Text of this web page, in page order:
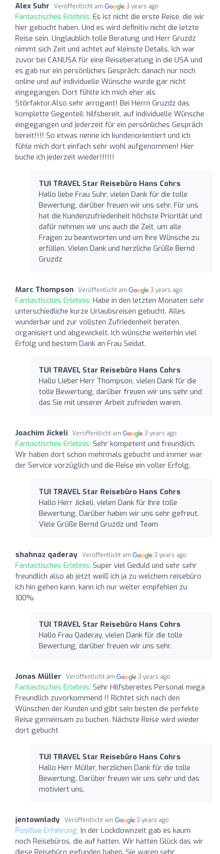
Alex Suhr Veröffentlicht am 3 years ago
Fantastisches Erlebnis: Es ist nicht die erste Reise, die wir
hier gebucht haben. Und es wird definitiv nicht die letzte
Reise sein. Unglaublich tolle Beratung und Herr Gruzdz
nimmt sich Zeit und achtet auf kleinste Details. Ich war
zuvor bei CANUSA für eine Reiseberatung in die USA und
es gab nur ein persönliches Gespräch: danach nur noch
online und auf individuelle Wünsche wurde gar nicht
eingegangen. Dort fühlte ich mich eher als
Störfaktor.Also sehr arrogant! Bei Herrn Gruzdz das
komplette Gegenteil: hilfsbereit, auf individuelle Wünsche
eingegangen und jederzeit für ein persönliches Gespräch
bereit!!!! So etwas nenne ich kundenorientiert und ich
fühle mich dort einfach sehr wohl aufgenommen! Hier
buche ich jederzeit wieder!!!!!!
TUI TRAVEL Star Reisebüro Hans Cohrs
Hallo liebe Frau Suhr, vielen Dank für die tolle
Bewertung, darüber freuen wir uns sehr. Für uns
hat die Kundenzufriedenheit höchste Priorität und
dafür nehmen wir uns auch die Zeit, um alle
Fragen zu beantworten und um Ihre Wünsche zu
erfüllen. Vielen Dank und herzliche Grüße Bernd
Gruzdz
Marc Thompson Veröffentlicht am 3 years ago
Fantastisches Erlebnis: Habe in den letzten Monaten sehr
unterschiedliche kurze Urlaubsreisen gebucht. Alles
wunderbar und zur vollsten Zufriedenheit beraten,
organisiert und abgewickelt. Ich wünsche weiterhin viel
Erfolg und bestem Dank an Frau Seidat.
TUI TRAVEL Star Reisebüro Hans Cohrs
Hallo Lieber Herr Thompson, vielen Dank für die
tolle Bewertung, darüber freuen wir uns sehr und
das Sie mit unserer Arbeit zufrieden waren.
Joachim Jickeli Veröffentlicht am 3 years ago
Fantastisches Erlebnis: Sehr kompetent und freundlich.
Wir haben dort schon mehrmals gebucht und immer war
der Service vorzüglich und die Reise ein voller Erfolg.
TUI TRAVEL Star Reisebüro Hans Cohrs
Hallo Herr Jickeli, vielen Dank für Ihre tolle
Bewertung. Darüber haben wir uns sehr gefreut.
Viele Grüße Bernd Gruzdz und Team
shahnaz qaderay Veröffentlicht am 3 years ago
Fantastisches Erlebnis: Super viel Geduld und sehr sehr
freundlich also ab jetzt weiß ich ja zu welchem reisebüro
ich hin gehen kann, kann ich nur weiter empfehlen zu
100%
TUI TRAVEL Star Reisebüro Hans Cohrs
Hallo Frau Qaderay, vielen Dank für die tolle
Bewertung, darüber freuen wir uns sehr.
Jonas Müller Veröffentlicht am 3 years ago
Fantastisches Erlebnis: Sehr Hilfsbereites Personal mega
Freundlich zuvorkommend !! Richtet sich nach den
Wünschen der Kunden und gibt sein besten die perfekte
Reise gemeinsam zu buchen. Nächste Reise wird wieder
dort gebucht
TUI TRAVEL Star Reisebüro Hans Cohrs
Hallo Herr Müller, herzlichen Dank für die tolle
Bewertung. Darüber freuen wir uns sehr und das
motiviert uns.
jentownlady Veröffentlicht am 3 years ago
Positive Erfahrung: In der Lockdownzeit gab es kaum
noch Reisebüros, die auf hatten. Wir hatten Glück das wir
diese Reisebüro gefunden haben. Sie waren sehr